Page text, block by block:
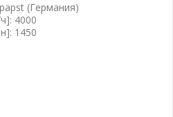
(Германия)
4000
1450